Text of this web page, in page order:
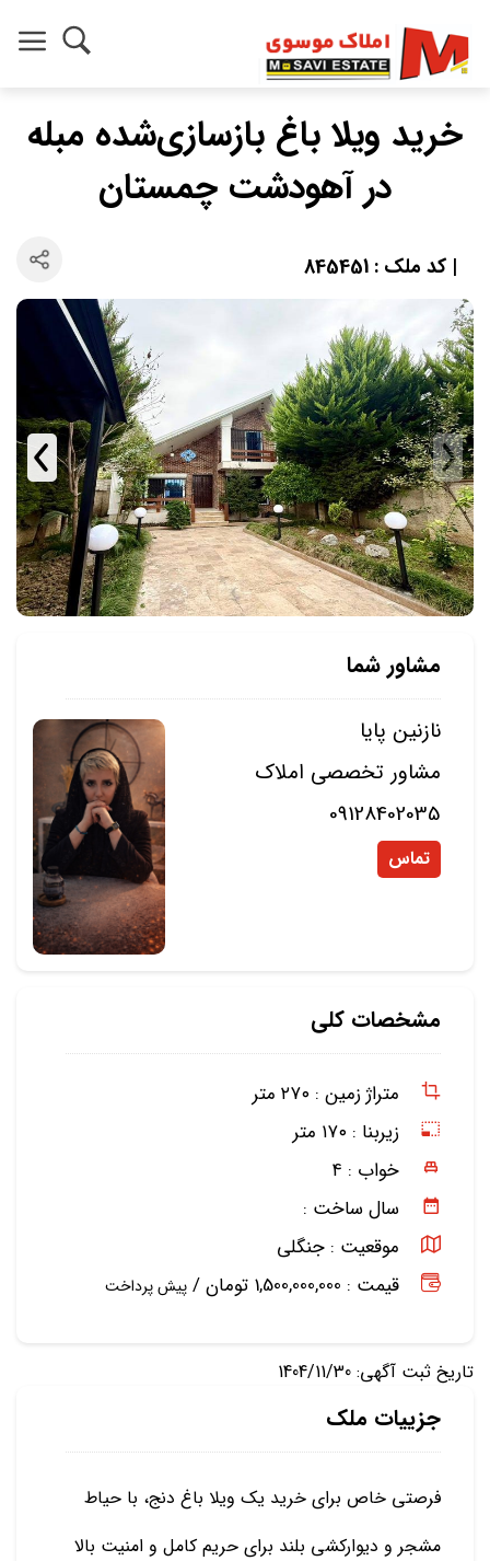
خرید ویلا باغ بازسازی‌شده مبله
در آهودشت چمستان
| کد ملک : 845451
مشاور شما
نازنین پایا
مشاور تخصصی املاک
09128402035
تماس
مشخصات کلی
متراژ زمین : ۲۷۰ متر
زیربنا : ۱۷۰ متر
خواب : ۴
سال ساخت :
موقعیت : جنگلی
قیمت : 1,500,000,000 تومان /
پیش پرداخت
تاریخ ثبت آگهی: 1404/11/30
جزییات ملک
فرصتی خاص برای خرید یک ویلا باغ دنج، با حیاط
مشجر و دیوارکشی بلند برای حریم کامل و امنیت بالا